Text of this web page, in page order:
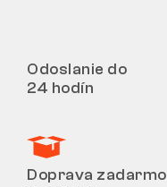
Odoslanie do
24 hodín
Doprava zadarmo